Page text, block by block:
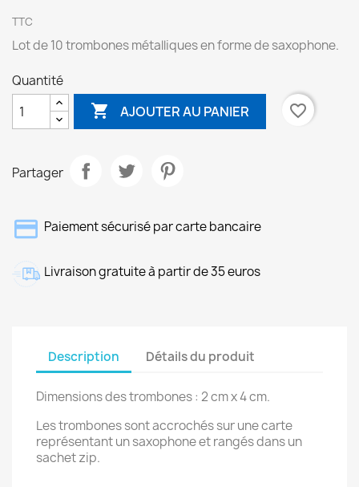
TTC
Lot de 10 trombones métalliques en forme de saxophone.
Quantité
 AJOUTER AU PANIER favorite_border
Partager
Paiement sécurisé par carte bancaire
Livraison gratuite à partir de 35 euros
Description Détails du produit
Dimensions des trombones : 2 cm x 4 cm.
Les trombones sont accrochés sur une carte
représentant un saxophone et rangés dans un
sachet zip.